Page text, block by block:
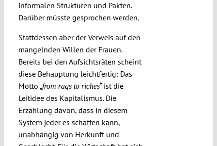
informalen Strukturen und Pakten.
Darüber müsste gesprochen werden.
Stattdessen aber der Verweis auf den
mangelnden Willen der Frauen.
Bereits bei den Aufsichtsräten scheint
diese Behauptung leichtfertig: Das
Motto „from rags to riches“ ist die
Leitidee des Kapitalismus. Die
Erzählung davon, dass in diesem
System jeder es schaffen kann,
unabhängig von Herkunft und